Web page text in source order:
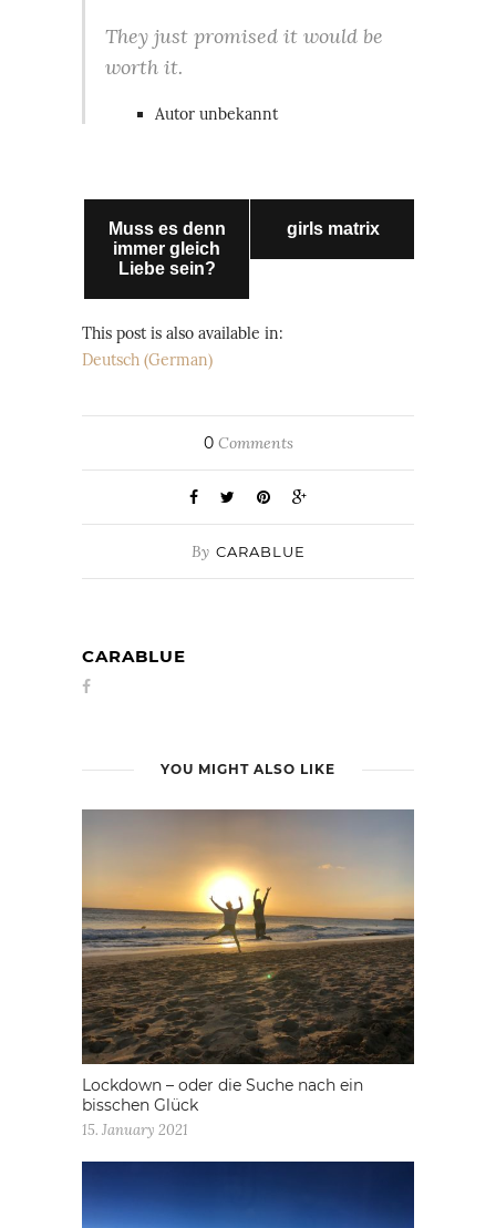
They just promised it would be
worth it.
Autor unbekannt
Muss es denn
immer gleich
Liebe sein?
girls matrix
This post is also available in:
Deutsch (German)
0Comments
By CARABLUE
CARABLUE
YOU MIGHT ALSO LIKE
Lockdown – oder die Suche nach ein
bisschen Glück
15. January 2021